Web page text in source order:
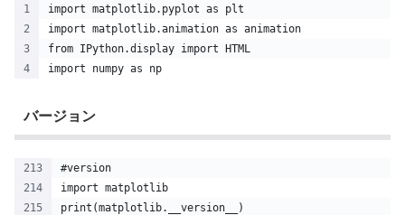
import matplotlib.pyplot as plt
import matplotlib.animation as animation
from IPython.display import HTML
import numpy as np
バージョン
#version
import matplotlib
print(matplotlib.__version__)